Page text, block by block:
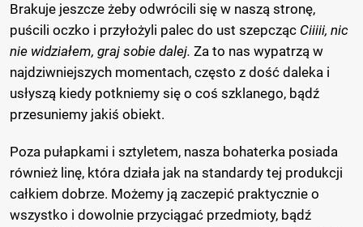
Brakuje jeszcze żeby odwrócili się w naszą stronę,
puścili oczko i przyłożyli palec do ust szepcząc Ciiiii, nic
nie widziałem, graj sobie dalej. Za to nas wypatrzą w
najdziwniejszych momentach, często z dość daleka i
usłyszą kiedy potkniemy się o coś szklanego, bądź
przesuniemy jakiś obiekt.
Poza pułapkami i sztyletem, nasza bohaterka posiada
również linę, która działa jak na standardy tej produkcji
całkiem dobrze. Możemy ją zaczepić praktycznie o
wszystko i dowolnie przyciągać przedmioty, bądź